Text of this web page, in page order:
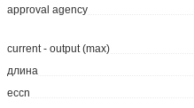
approval agency
current - output (max)
длина
eccn